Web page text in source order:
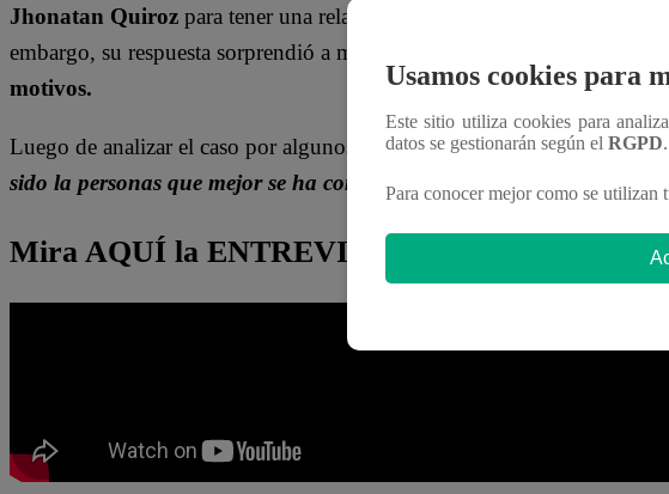
Jhonatan Quiroz para tener una relación larga y duradera. Muchos de
embargo, su respuesta sorprendió a más de uno.
motivos.
Luego de analizar el caso por algunos segundos, contestó:“No lo sé,
sido la personas que mejor se ha comportado con Luna en varios
Mira AQUÍ la ENTREVISTA inédita a Matilde
Usamos cookies para
Este sitio utiliza cookies para
datos se gestionarán según el RGPD.
Para conocer mejor como se utilizan